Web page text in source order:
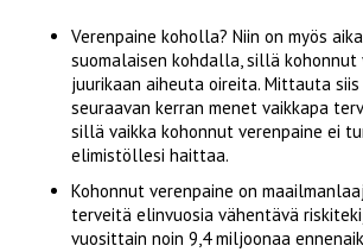
Verenpaine koholla? Niin on myös
suomalaisen kohdalla, sillä kohonnut
juurikaan aiheuta oireita. Mittauta siis
seuraavan kerran menet vaikkapa
sillä vaikka kohonnut verenpaine ei
elimistöllesi haittaa.
Kohonnut verenpaine on
terveitä elinvuosia vähentävä
vuosittain noin 9,4 miljoonaa